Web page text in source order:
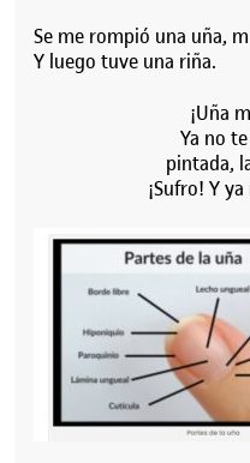
Se me rompió una uña,
Y luego tuve una riña.
¡Uña
Ya no
pintada,
¡Sufro! Y ya